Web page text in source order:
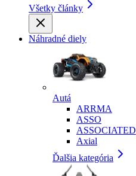
Všetky články
Náhradné diely
Autá
ARRMA
ASSO
ASSOCIATED
Axial
Ďalšia kategória